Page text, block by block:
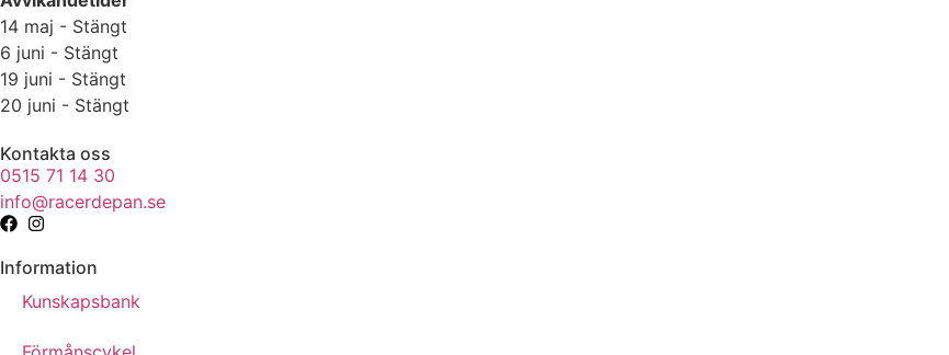
14 maj - Stängt
6 juni - Stängt
19 juni - Stängt
20 juni - Stängt
Kontakta oss
0515 71 14 30
info@racerdepan.se
Information
Kunskapsbank